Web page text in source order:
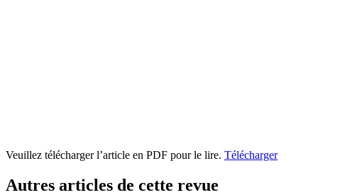
Veuillez télécharger l’article en PDF pour le lire. Télécharger
Autres articles de cette revue